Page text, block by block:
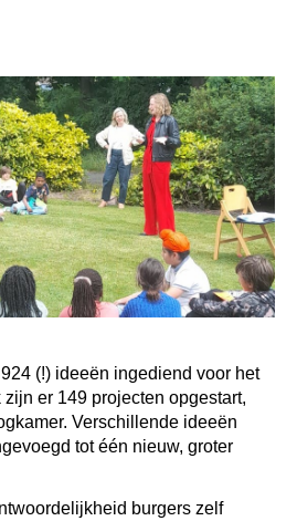
(!) ideeën ingediend voor het
er 149 projecten opgestart,
Verschillende ideeën
tot één nieuw, groter
burgers zelf